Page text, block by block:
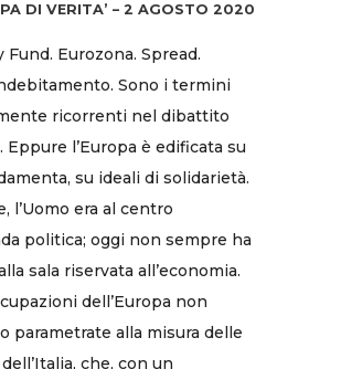
DI VERITA’ – 2 AGOSTO 2020
Fund. Eurozona. Spread.
Sono i termini
ricorrenti nel dibattito
Eppure l’Europa è edificata su
su ideali di solidarietà.
l’Uomo era al centro
politica; oggi non sempre ha
sala riservata all’economia.
dell’Europa non
parametrate alla misura delle
che, con un